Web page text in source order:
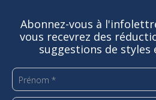
Abonnez-vous à
vous recevrez des
suggestions de styles